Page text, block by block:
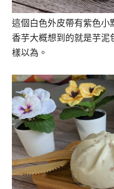
這個白色外皮帶有紫色小
香芋大概想到的就是芋泥
樣以為。